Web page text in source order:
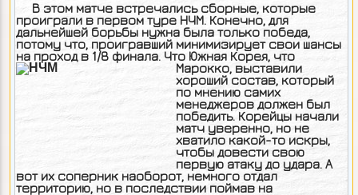
В этом матче встречались сборные, которые
проиграли в первом туре НЧМ. Конечно, для
дальнейшей борьбы нужна была только победа,
потому что, проигравший минимизирует свои шансы
на проход в 1/8 финала. Что Южная Корея, что
Марокко, выставили
хороший состав, который
по мнению самих
менеджеров должен был
победить. Корейцы начали
матч уверенно, но не
хватило какой-то искры,
чтобы довести свою
первую атаку до удара. А
вот их соперник наоборот, немного отдал
территорию, но в последствии поймав на